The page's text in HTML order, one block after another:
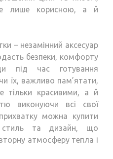
лише корисною, а й
– незамінний аксесуар
безпеки, комфорту
під час готування
їх, важливо пам’ятати,
тільки красивими, а й
виконуючи всі свої
можна купити
стиль та дизайн, що
атмосферу тепла і